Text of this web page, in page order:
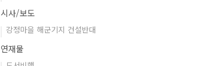
시사/보도
강정마을 해군기지 건설반대
연재물